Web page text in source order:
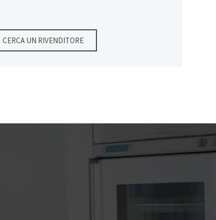
CERCA UN RIVENDITORE